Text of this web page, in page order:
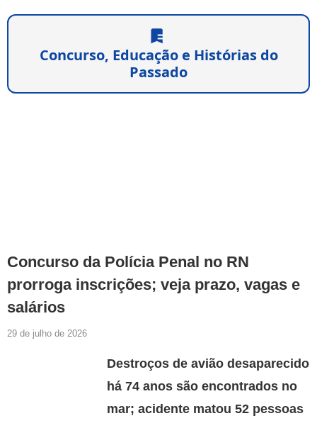
Concurso, Educação e Histórias do
Passado
Concurso da Polícia Penal no RN
prorroga inscrições; veja prazo, vagas e
salários
29 de julho de 2026
Destroços de avião desaparecido
há 74 anos são encontrados no
mar; acidente matou 52 pessoas